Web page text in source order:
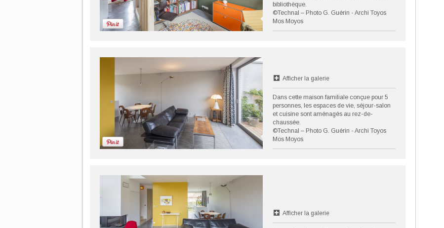
bibliothèque.
©Technal – Photo G. Guérin - Archi Toyos
Mos Moyos
Afficher la galerie
Dans cette maison familiale conçue pour 5
personnes, les espaces de vie, séjour-salon
et cuisine sont aménagés au rez-de-
chaussée.
©Technal – Photo G. Guérin - Archi Toyos
Mos Moyos
Afficher la galerie